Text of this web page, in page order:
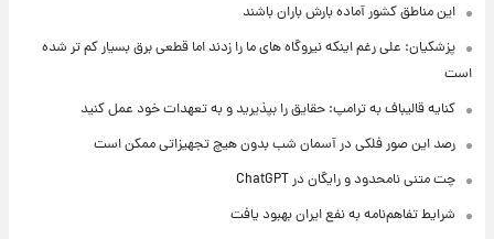
این مناطق کشور آماده بارش باران باشند
پزشکیان: علی رغم اینکه نیروگاه های ما را زدند اما قطعی برق بسیار کم تر شده
است
کنایه قالیباف به ترامپ: حقایق را بپذیرید و به تعهدات خود عمل کنید
رصد این صور فلکی در آسمان شب بدون هیچ تجهیزاتی ممکن است
چت متنی نامحدود و رایگان در ChatGPT
شرایط تفاهم‌نامه به نفع ایران بهبود یافت